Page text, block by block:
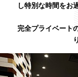
し特別な時間をお
完全プライベート